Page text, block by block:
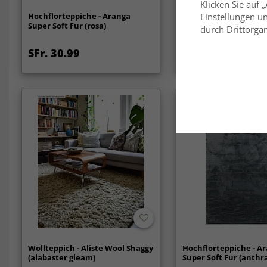
Hochflorteppiche - Aranga
Super Soft Fur (rosa)
SFr. 30.99
Runde Teppiche -
Soft Fur (grün)
Wollteppich - Aliste Wool Shaggy
(alabaster gleam)
Hochflorteppiche -
Super Soft Fur
Klicken Sie auf
Einstellungen
durch